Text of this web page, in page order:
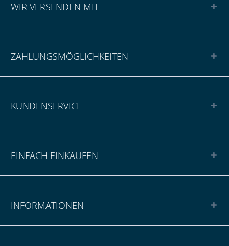
WIR VERSENDEN MIT
ZAHLUNGSMÖGLICHKEITEN
KUNDENSERVICE
EINFACH EINKAUFEN
INFORMATIONEN